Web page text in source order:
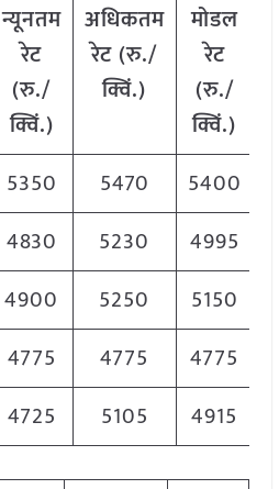
न्यूनतम
रेट
(रु./
क्विं.)
अधिकतम
रेट (रु./
क्विं.)
मोडल
रेट
(रु./
क्विं.)
5350 5470
5400
4830 5230
4995
4900 5250
5150
4775 4775
4775
4725 5105 4915